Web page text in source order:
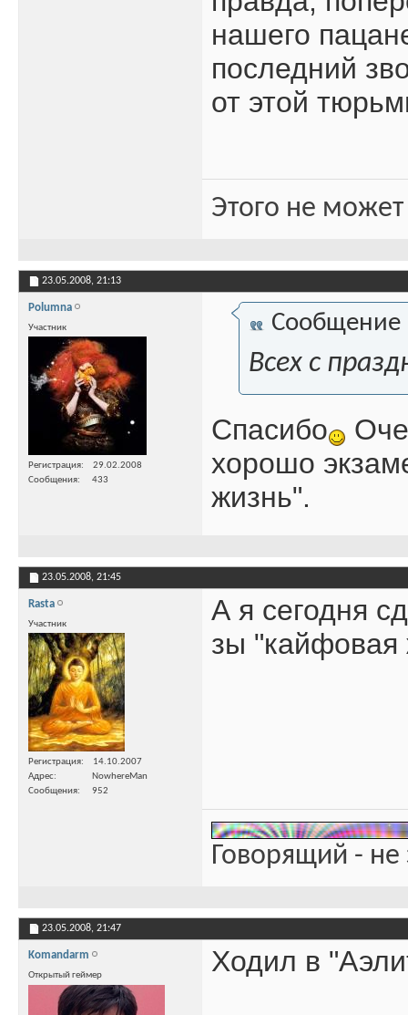
нашего
последний
от этой
Этого не
23.05.2008, 21:13
Polumna
Участник
Регистрация
29.02.2008
Сообщения
433
Сообщение
Всех с
Спасибо
хорошо
жизнь".
23.05.2008, 21:45
Rasta
Участник
Регистрация
14.10.2007
Адрес
NowhereMan
Сообщения
952
А я сегодня
зы "кайфовая
Говорящий - не
23.05.2008, 21:47
Komandarm
Открытый геймер Ходил в